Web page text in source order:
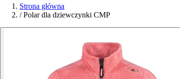
Strona główna
/ Polar dla dziewczynki CMP